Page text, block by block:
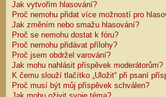
Jak vytvořím hlasování?
Proč nemohu přidat více možností pro
Jak změním nebo smažu hlasování?
Proč se nemohu dostat k fóru?
Proč nemohu přidávat přílohy?
Proč jsem obdržel varování?
Jak mohu nahlásit příspěvek moderátorům?
K čemu slouží tlačítko „Uložit“ při psaní
Proč musí být můj příspěvek schválen?